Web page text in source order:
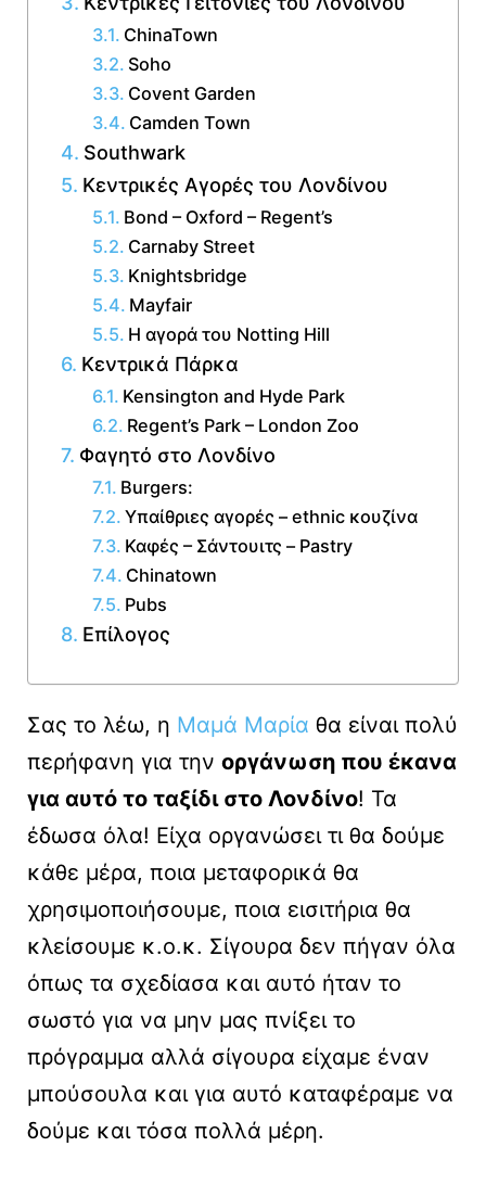
ChinaTown
Soho
Covent Garden
Camden Town
Southwark
Κεντρικές Αγορές του Λονδίνου
Bond – Oxford – Regent’s
Carnaby Street
Knightsbridge
Mayfair
Η αγορά του Notting Hill
Κεντρικά Πάρκα
Kensington and Hyde Park
Regent’s Park – London Zoo
Φαγητό στο Λονδίνο
Burgers:
Υπαίθριες αγορές – ethnic κουζίνα
Καφές – Σάντουιτς – Pastry
Chinatown
Pubs
Επίλογος
Σας το λέω, η Μαμά Μαρία θα είναι πολύ
περήφανη για την οργάνωση που έκανα
για αυτό το ταξίδι στο Λονδίνο! Τα
έδωσα όλα! Είχα οργανώσει τι θα δούμε
κάθε μέρα, ποια μεταφορικά θα
χρησιμοποιήσουμε, ποια εισιτήρια θα
κλείσουμε κ.ο.κ. Σίγουρα δεν πήγαν όλα
όπως τα σχεδίασα και αυτό ήταν το
σωστό για να μην μας πνίξει το
πρόγραμμα αλλά σίγουρα είχαμε έναν
μπούσουλα και για αυτό καταφέραμε να
δούμε και τόσα πολλά μέρη.